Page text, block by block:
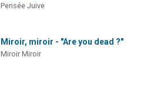
Pensée Juive
Miroir, miroir - "Are you dead ?"
Miroir Miroir